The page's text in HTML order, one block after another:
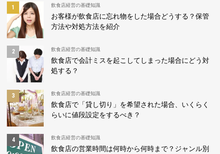
飲食店経営の基礎知識
お客様が飲食店に忘れ物をした場合どうする？保管
方法や対処方法を紹介
飲食店経営の基礎知識
飲食店で会計ミスを起こしてしまった場合にどう対
処する？
飲食店経営の基礎知識
飲食店で「貸し切り」を希望された場合、いくらく
らいに値段設定をするべき？
飲食店経営の基礎知識
飲食店の営業時間は何時から何時まで？ジャンル別